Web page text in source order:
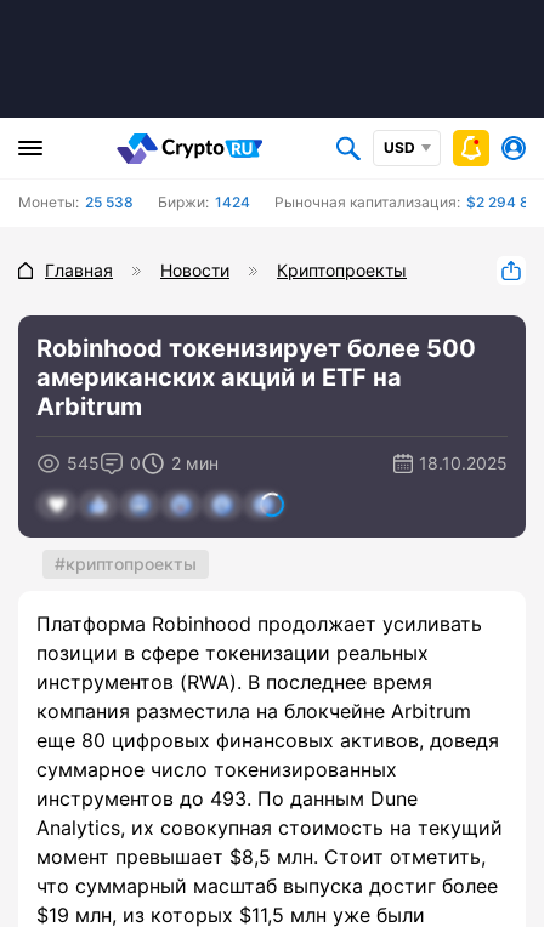
USD
Монеты: 25 538 Биржи: 1424 Рыночная капитализация: $2 294
Главная Новости Криптопроекты
Robinhood токенизирует более 500
американских акций и ETF на
Arbitrum
545 0 2 мин 18.10.2025
криптопроекты
Платформа Robinhood продолжает усиливать
позиции в сфере токенизации реальных
инструментов (RWA). В последнее время
компания разместила на блокчейне Arbitrum
еще 80 цифровых финансовых активов, доведя
суммарное число токенизированных
инструментов до 493. По данным Dune
Analytics, их совокупная стоимость на текущий
момент превышает $8,5 млн. Стоит отметить,
что суммарный масштаб выпуска достиг более
$19 млн, из которых $11,5 млн уже были